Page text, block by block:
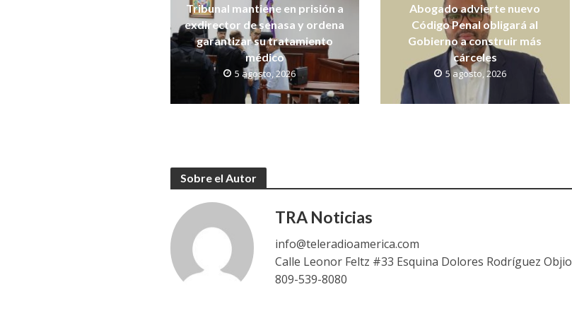
Tribunal mantiene en prisión a
exdirector de senasa y ordena
garantizar su tratamiento
médico
5 agosto, 2026
Abogado advierte nuevo
Código Penal obligará al
Gobierno a construir más
cárceles
5 agosto, 2026
Sobre el Autor
TRA Noticias
info@teleradioamerica.com
Calle Leonor Feltz #33 Esquina Dolores Rodríguez Objio
809-539-8080